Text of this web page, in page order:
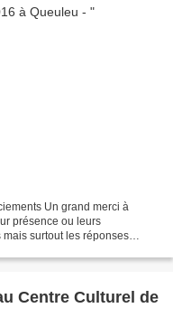
Un grand merci à
présence ou leurs
surtout les réponses